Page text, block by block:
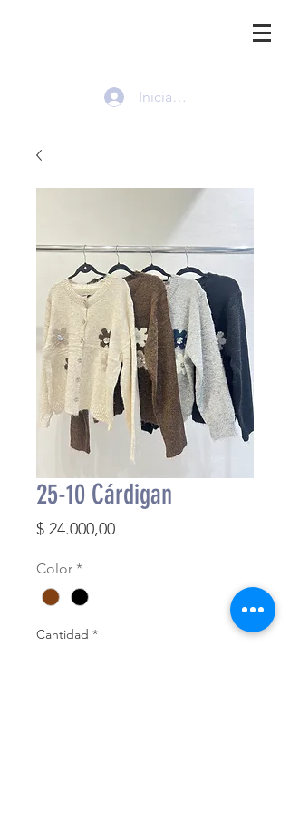
Iniciar sesión
25-10 Cárdigan
$ 24.000,00Precio
Color *
Cantidad *